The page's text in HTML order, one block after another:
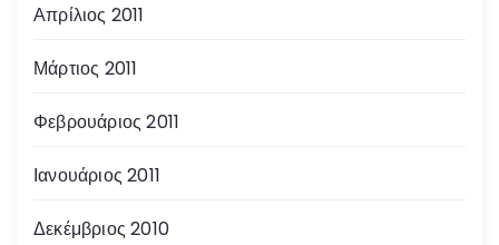
Απρίλιος 2011
Μάρτιος 2011
Φεβρουάριος 2011
Ιανουάριος 2011
Δεκέμβριος 2010